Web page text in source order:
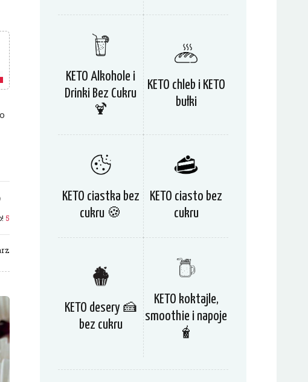
5
KETO Alkohole i
Drinki Bez Cukru
🍹
KETO chleb i KETO
bułki
KETO ciastka bez
cukru 🍪
KETO ciasto bez
cukru
KETO desery 🍰
bez cukru
KETO koktajle,
smoothie i napoje
🧋